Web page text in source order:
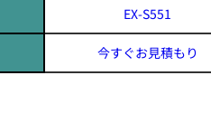
EX-S551
今すぐお見積もり